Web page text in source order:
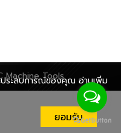
Tools
ประสบการณ์ของคุณ อ่านเพิ่ม
ยอมรับ